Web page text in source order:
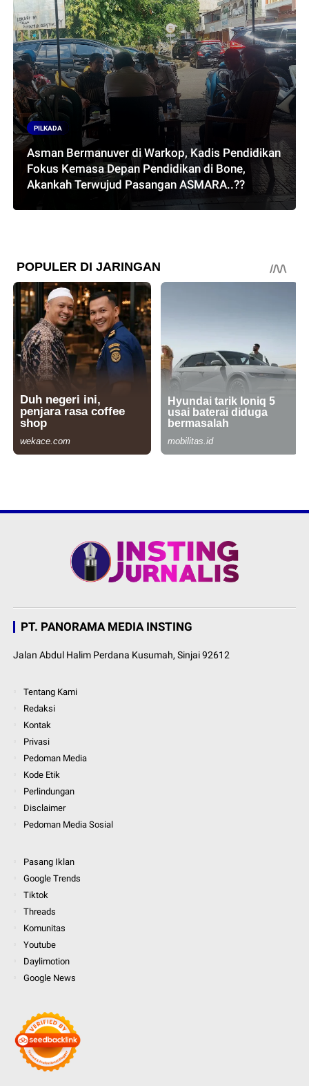
PILKADA
Asman Bermanuver di Warkop, Kadis Pendidikan
Fokus Kemasa Depan Pendidikan di Bone,
Akankah Terwujud Pasangan ASMARA..??
PT. PANORAMA MEDIA INSTING
Jalan Abdul Halim Perdana Kusumah, Sinjai 92612
Tentang Kami
Redaksi
Kontak
Privasi
Pedoman Media
Kode Etik
Perlindungan
Disclaimer
Pedoman Media Sosial
Pasang Iklan
Google Trends
Tiktok
Threads
Komunitas
Youtube
Daylimotion
Google News